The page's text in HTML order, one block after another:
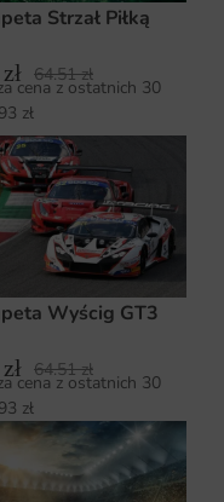
Strzał Piłką
zł 64.51zł
cena z ostatnich 30
zł
Wyścig GT3
zł 64.51zł
cena z ostatnich 30
zł